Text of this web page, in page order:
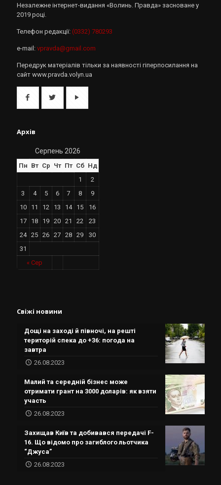
Незалежне інтернет-видання «Волинь. Правда» засноване у
2019 році.
Телефон редакції: (0332) 780293
e-mail: vpravda@gmail.com
Передрук матеріалів тільки за наявності гіперпосилання на
сайт www.pravda.volyn.ua
Архів
Серпень 2026
Пн Вт Ср Чт Пт Сб Нд
« Сер
1
2
3
4 5 6 7 8
9
10
11 12 13 14 15
16
17
18 19 20 21 22
23
24
25 26 27 28 29
30
31
Свіжі новини
Дощі на заході й півночі, на решті
територій спека до +36: погода на
завтра
26.08.2023
Малий та середній бізнес може
отримати грант на 3000 доларів: як взяти
участь
26.08.2023
Захищав Київ та добивався передачі F-
16. Що відомо про загиблого льотчика
“Джуса”
26.08.2023